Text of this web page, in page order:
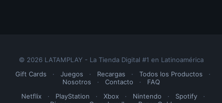
© 2026 LATAMPLAY - La Tienda Digital #1 en Latinoamérica
Gift Cards
· Juegos · Recargas · Todos los Productos
·
Nosotros
· Contacto ·
FAQ
Netflix
· PlayStation · Xbox · Nintendo · Spotify
·